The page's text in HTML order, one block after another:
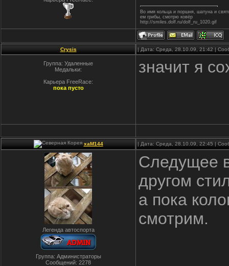
Во имя кольца и поршня, шатуна и
ем грибы, смотрю ковёр
http://smiles.dolf.ru/dolf_ru_1020.gif
Crysis | Дата: Среда, 28.10.09, 21:42 |
Группа: Удаленные
Медальки:
Карьера FreeRace:
пока пусто
значит я
xaM144 | Дата: Среда, 28.10.09, 22:45 |
Легенда автоспорта
Группа: Администраторы
Сообщений: 2278
Следущее
другом
а пока
смотрим.